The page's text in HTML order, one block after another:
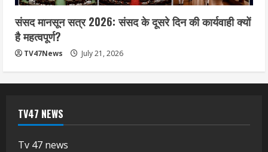
संसद मानसून सत्र 2026: संसद के दूसरे दिन की कार्यवाही क्यों
है महत्वपूर्ण?
TV47News July 21, 2026
TV47 NEWS
Tv 47 news